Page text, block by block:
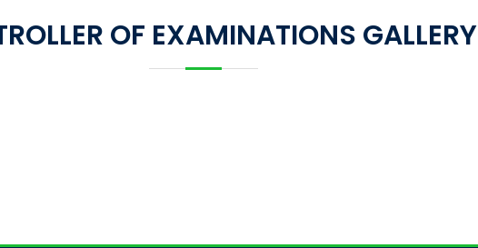
OF EXAMINATIONS GALLERY